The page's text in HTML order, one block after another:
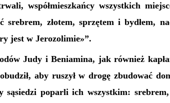
współmieszkańcy wszystkich
srebrem, złotem, sprzętem i bydłem,
jest w Jerozolimie»”.
Judy i Beniamina, jak również
aby ruszył w drogę zbudować
sąsiedzi poparli ich wszystkim: srebrem,